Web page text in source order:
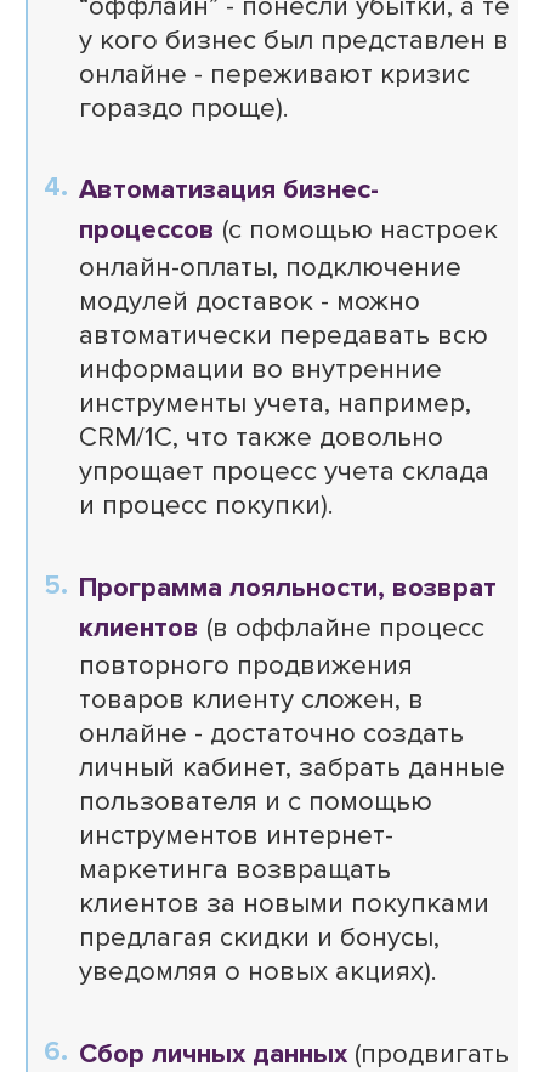
у кого бизнес был представлен в
онлайне - переживают кризис
гораздо проще).
Автоматизация бизнес-
процессов (с помощью настроек
онлайн-оплаты, подключение
модулей доставок - можно
автоматически передавать всю
информации во внутренние
инструменты учета, например,
CRM/1C, что также довольно
упрощает процесс учета склада
и процесс покупки).
Программа лояльности, возврат
клиентов (в оффлайне процесс
повторного продвижения
товаров клиенту сложен, в
онлайне - достаточно создать
личный кабинет, забрать данные
пользователя и с помощью
инструментов интернет-
маркетинга возвращать
клиентов за новыми покупками
предлагая скидки и бонусы,
уведомляя о новых акциях).
Сбор личных данных (продвигать